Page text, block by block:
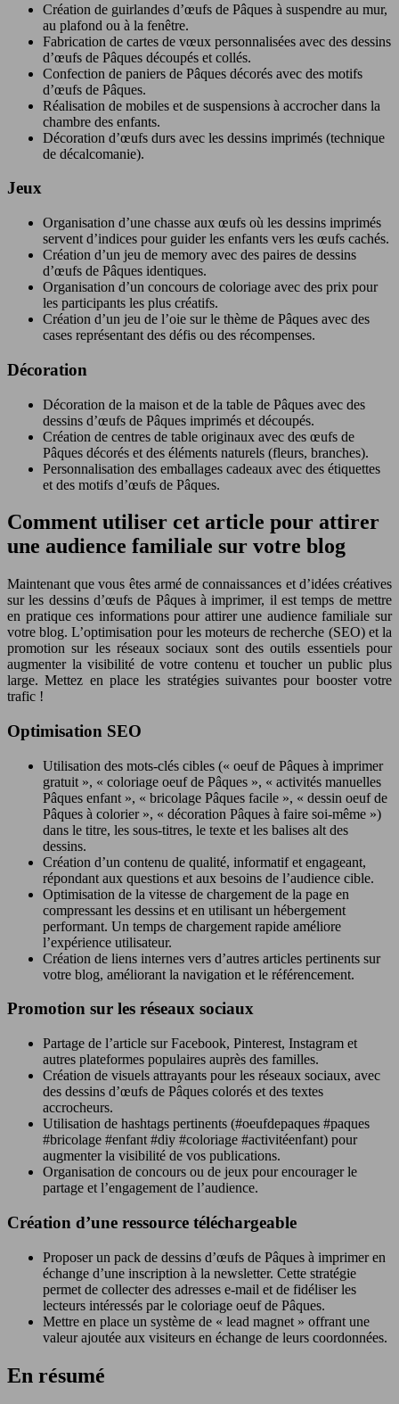
Création de guirlandes d’œufs de Pâques à suspendre au mur,
au plafond ou à la fenêtre.
Fabrication de cartes de vœux personnalisées avec des dessins
d’œufs de Pâques découpés et collés.
Confection de paniers de Pâques décorés avec des motifs
d’œufs de Pâques.
Réalisation de mobiles et de suspensions à accrocher dans la
chambre des enfants.
Décoration d’œufs durs avec les dessins imprimés (technique
de décalcomanie).
Jeux
Organisation d’une chasse aux œufs où les dessins imprimés
servent d’indices pour guider les enfants vers les œufs cachés.
Création d’un jeu de memory avec des paires de dessins
d’œufs de Pâques identiques.
Organisation d’un concours de coloriage avec des prix pour
les participants les plus créatifs.
Création d’un jeu de l’oie sur le thème de Pâques avec des
cases représentant des défis ou des récompenses.
Décoration
Décoration de la maison et de la table de Pâques avec des
dessins d’œufs de Pâques imprimés et découpés.
Création de centres de table originaux avec des œufs de
Pâques décorés et des éléments naturels (fleurs, branches).
Personnalisation des emballages cadeaux avec des étiquettes
et des motifs d’œufs de Pâques.
Comment utiliser cet article pour attirer
une audience familiale sur votre blog
Maintenant que vous êtes armé de connaissances et d’idées créatives
sur les dessins d’œufs de Pâques à imprimer, il est temps de mettre
en pratique ces informations pour attirer une audience familiale sur
votre blog. L’optimisation pour les moteurs de recherche (SEO) et la
promotion sur les réseaux sociaux sont des outils essentiels pour
augmenter la visibilité de votre contenu et toucher un public plus
large. Mettez en place les stratégies suivantes pour booster votre
trafic !
Optimisation SEO
Utilisation des mots-clés cibles (« oeuf de Pâques à imprimer
gratuit », « coloriage oeuf de Pâques », « activités manuelles
Pâques enfant », « bricolage Pâques facile », « dessin oeuf de
Pâques à colorier », « décoration Pâques à faire soi-même »)
dans le titre, les sous-titres, le texte et les balises alt des
dessins.
Création d’un contenu de qualité, informatif et engageant,
répondant aux questions et aux besoins de l’audience cible.
Optimisation de la vitesse de chargement de la page en
compressant les dessins et en utilisant un hébergement
performant. Un temps de chargement rapide améliore
l’expérience utilisateur.
Création de liens internes vers d’autres articles pertinents sur
votre blog, améliorant la navigation et le référencement.
Promotion sur les réseaux sociaux
Partage de l’article sur Facebook, Pinterest, Instagram et
autres plateformes populaires auprès des familles.
Création de visuels attrayants pour les réseaux sociaux, avec
des dessins d’œufs de Pâques colorés et des textes
accrocheurs.
Utilisation de hashtags pertinents (#oeufdepaques #paques
#bricolage #enfant #diy #coloriage #activitéenfant) pour
augmenter la visibilité de vos publications.
Organisation de concours ou de jeux pour encourager le
partage et l’engagement de l’audience.
Création d’une ressource téléchargeable
Proposer un pack de dessins d’œufs de Pâques à imprimer en
échange d’une inscription à la newsletter. Cette stratégie
permet de collecter des adresses e-mail et de fidéliser les
lecteurs intéressés par le coloriage oeuf de Pâques.
Mettre en place un système de « lead magnet » offrant une
valeur ajoutée aux visiteurs en échange de leurs coordonnées.
En résumé